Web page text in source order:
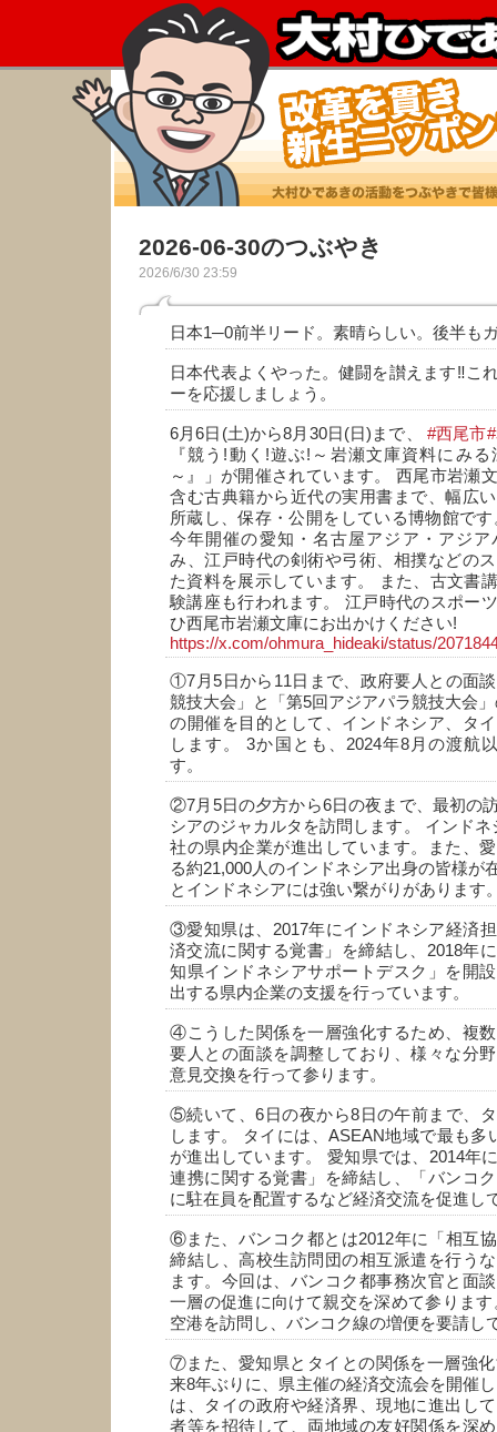
2026-06-30のつぶやき
2026/6/30 23:59
日本1─0前半リード。素晴らしい。後半も
日本代表よくやった。健闘を讃えます‼️こ
ーを応援しましょう。
6月6日(土)から8月30日(日)まで、 #西尾市
『競う!動く!遊ぶ!～岩瀬文庫資料にみ
～』」が開催されています。 西尾市岩瀬
含む古典籍から近代の実用書まで、幅広
所蔵し、保存・公開をしている博物館で
今年開催の愛知・名古屋アジア・アジ
み、江戸時代の剣術や弓術、相撲などの
た資料を展示しています。 また、古文書
験講座も行われます。 江戸時代のスポー
ひ西尾市岩瀬文庫にお出かけください!
https://x.com/ohmura_hideaki/status/
①7月5日から11日まで、政府要人との面
競技大会」と「第5回アジアパラ競技大会
の開催を目的として、インドネシア、タ
します。 3か国とも、2024年8月の渡航
す。
②7月5日の夕方から6日の夜まで、最初の
シアのジャカルタを訪問します。 インド
社の県内企業が進出しています。また、
る約21,000人のインドネシア出身の皆様が
とインドネシアには強い繋がりがあります
③愛知県は、2017年にインドネシア経済
済交流に関する覚書」を締結し、2018年
知県インドネシアサポートデスク」を開
出する県内企業の支援を行っています。
④こうした関係を一層強化するため、複
要人との面談を調整しており、様々な分
意見交換を行って参ります。
⑤続いて、6日の夜から8日の午前まで、
します。 タイには、ASEAN地域で最も多
が進出しています。 愛知県では、2014年
連携に関する覚書」を締結し、「バンコ
に駐在員を配置するなど経済交流を促進し
⑥また、バンコク都とは2012年に「相互
締結し、高校生訪問団の相互派遣を行う
ます。今回は、バンコク都事務次官と面
一層の促進に向けて親交を深めて参りま
空港を訪問し、バンコク線の増便を要請し
⑦また、愛知県とタイとの関係を一層強
来8年ぶりに、県主催の経済交流会を開催
は、タイの政府や経済界、現地に進出し
者等を招待して、両地域の友好関係を深